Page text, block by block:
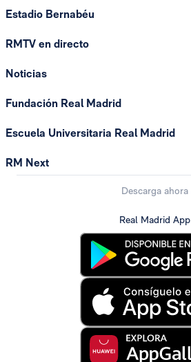
Estadio Bernabéu
RMTV en directo
Noticias
Fundación Real Madrid
Escuela Universitaria Real Madrid
RM Next
Descarga ahora
Real Madrid App